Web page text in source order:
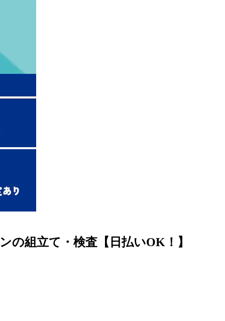
の組立て・検査【日払いOK！】